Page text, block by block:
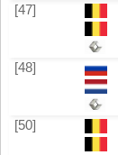
[47]
[48]
[50]